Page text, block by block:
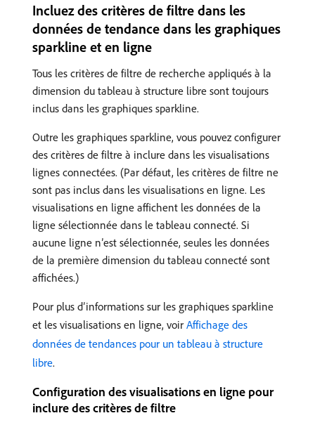
Incluez des critères de filtre dans les
données de tendance dans les graphiques
sparkline et en ligne
Tous les critères de filtre de recherche appliqués à la
dimension du tableau à structure libre sont toujours
inclus dans les graphiques sparkline.
Outre les graphiques sparkline, vous pouvez configurer
des critères de filtre à inclure dans les visualisations
lignes connectées. (Par défaut, les critères de filtre ne
sont pas inclus dans les visualisations en ligne. Les
visualisations en ligne affichent les données de la
ligne sélectionnée dans le tableau connecté. Si
aucune ligne n’est sélectionnée, seules les données
de la première dimension du tableau connecté sont
affichées.)
Pour plus d’informations sur les graphiques sparkline
et les visualisations en ligne, voir Affichage des
données de tendances pour un tableau à structure
libre.
Configuration des visualisations en ligne pour
inclure des critères de filtre